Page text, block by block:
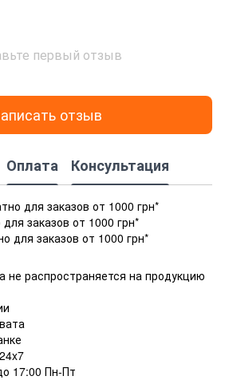
первый отзыв
отзыв
Оплата Консультация
для заказов от 1000 грн*
заказов от 1000 грн*
для заказов от 1000 грн*
не распространяется на продукцию
17:00 Пн-Пт